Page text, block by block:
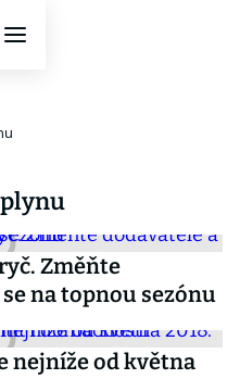
Změňte
na topnou sezónu
nejníže od května